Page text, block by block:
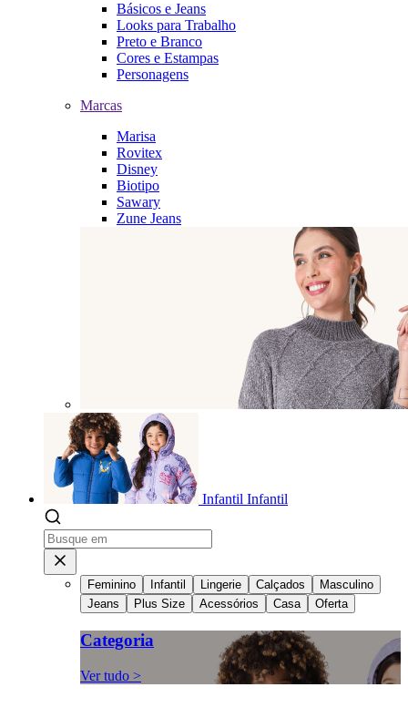
Básicos e Jeans
Looks para Trabalho
Preto e Branco
Cores e Estampas
Personagens
Marcas
Marisa
Rovitex
Disney
Biotipo
Sawary
Zune Jeans
Infantil Infantil
Feminino Infantil Lingerie Calçados
Masculino
Jeans
Plus Size Acessórios Casa Oferta
Categoria
Ver tudo >